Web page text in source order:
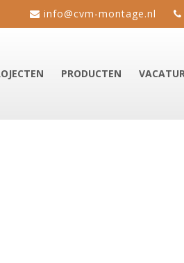
info@cvm-montage.nl
PRODUCTEN